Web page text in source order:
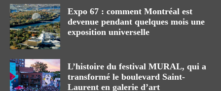
Expo 67 : comment Montréal est
devenue pendant quelques mois une
exposition universelle
L’histoire du festival MURAL, qui a
transformé le boulevard Saint-
Laurent en galerie d’art